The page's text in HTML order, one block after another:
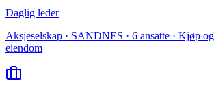
Daglig leder
Aksjeselskap · SANDNES · 6 ansatte · Kjøp
eiendom